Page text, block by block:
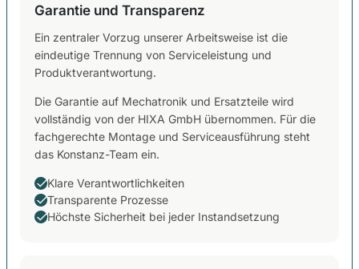
Garantie und Transparenz
Ein zentraler Vorzug unserer Arbeitsweise ist die
eindeutige Trennung von Serviceleistung und
Produktverantwortung.
Die Garantie auf Mechatronik und Ersatzteile wird
vollständig von der HIXA GmbH übernommen. Für die
fachgerechte Montage und Serviceausführung steht
das Konstanz-Team ein.
Klare Verantwortlichkeiten
Transparente Prozesse
Höchste Sicherheit bei jeder Instandsetzung